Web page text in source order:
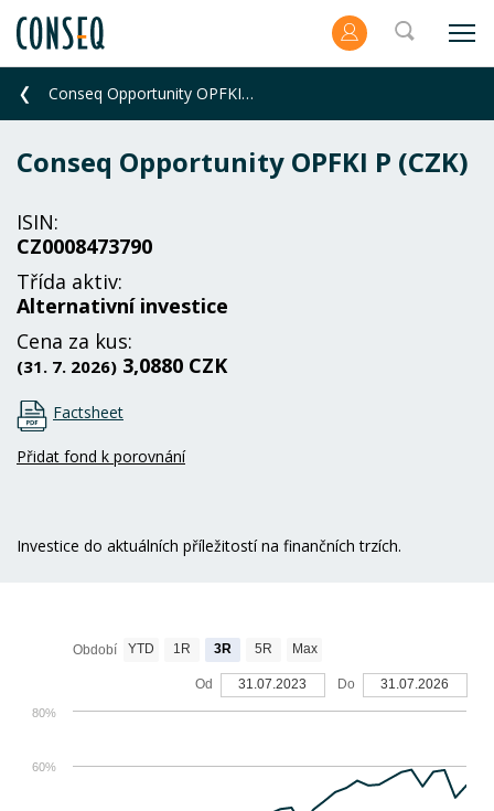
Conseq Opportunity OPFKI P (CZK)
Conseq Opportunity OPFKI P (CZK)
ISIN:
CZ0008473790
Třída aktiv:
Alternativní investice
Cena za kus:
(31. 7. 2026) 3,0880 CZK
Factsheet
Přidat fond k porovnání
Investice do aktuálních příležitostí na finančních trzích.
60%
80%
Období YTD 1R 3R 5R Max
Od 31.07.2023 Do 31.07.2026